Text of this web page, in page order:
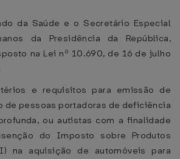
da Saúde e o Secretário Especial
da Presidência da República,
na Lei nº 10.690, de 16 de julho
e requisitos para emissão de
de pessoas portadoras de deficiência
ou autistas com a finalidade
do Imposto sobre Produtos
na aquisição de automóveis para